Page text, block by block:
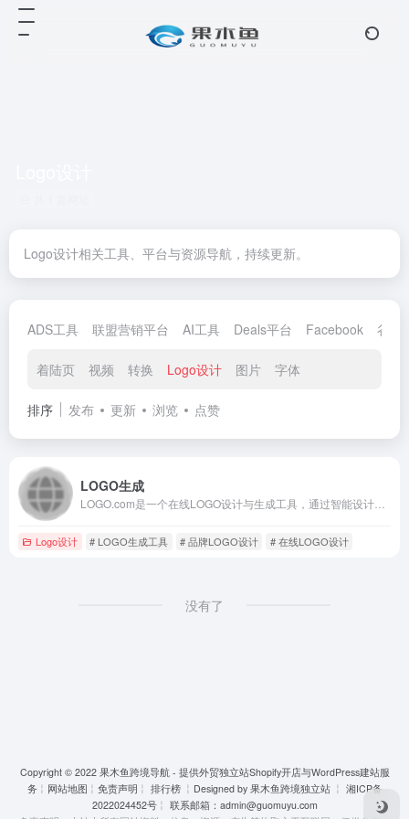
Logo设计相关工具、平台与资源导航，持续更新。
ADS工具 联盟营销平台 AI工具 Deals平台 Facebook 谷歌
着陆页 视频 转换 Logo设计 图片 字体
排序 发布 更新 浏览 点赞
LOGO生成
Logo设计 # LOGO生成工具 # 品牌LOGO设计 # 在线LOGO设计
没有了
Copyright © 2022 果木鱼跨境导航 - 提供外贸独立站Shopify开店与WordPress建站服
务╎ 网站地图 ╎ 免责声明 ╎ 排行榜╎Designed by 果木鱼跨境独立站╎ 湘ICP备
2022024452号╎ 联系邮箱： admin@guomuyu.com